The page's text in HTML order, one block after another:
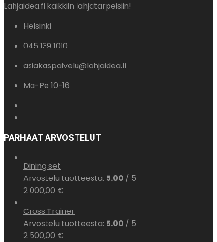
Lahjaidea.fi kaikkiin lahjatarpeisiin!
Helsinki
045 139 1010
asiakaspalvelu@lahjaidea.fi
Ma-Pe 10-16
PARHAAT ARVOSTELUT
Dining set
Arvostelu tuotteesta: 5.00 / 5
2 000,00 €
Cross Trainer
Arvostelu tuotteesta: 5.00 / 5
2 500,00 €